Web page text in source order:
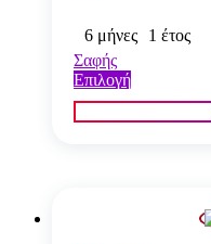
6 μήνες
1 έτος
Σαφής
ΕπιλογήΑυτό
το
προϊόν